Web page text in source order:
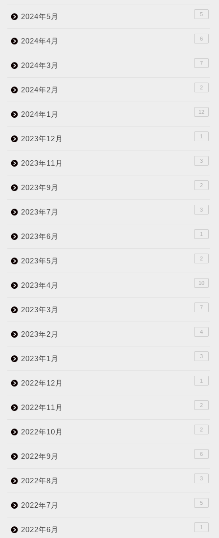
2024年5月 5
2024年4月 6
2024年3月 7
2024年2月 2
2024年1月 12
2023年12月 1
2023年11月 3
2023年9月 2
2023年7月 3
2023年6月 1
2023年5月 2
2023年4月 10
2023年3月 7
2023年2月 4
2023年1月 3
2022年12月 1
2022年11月 2
2022年10月 2
2022年9月 6
2022年8月 3
2022年7月 5
2022年6月 1